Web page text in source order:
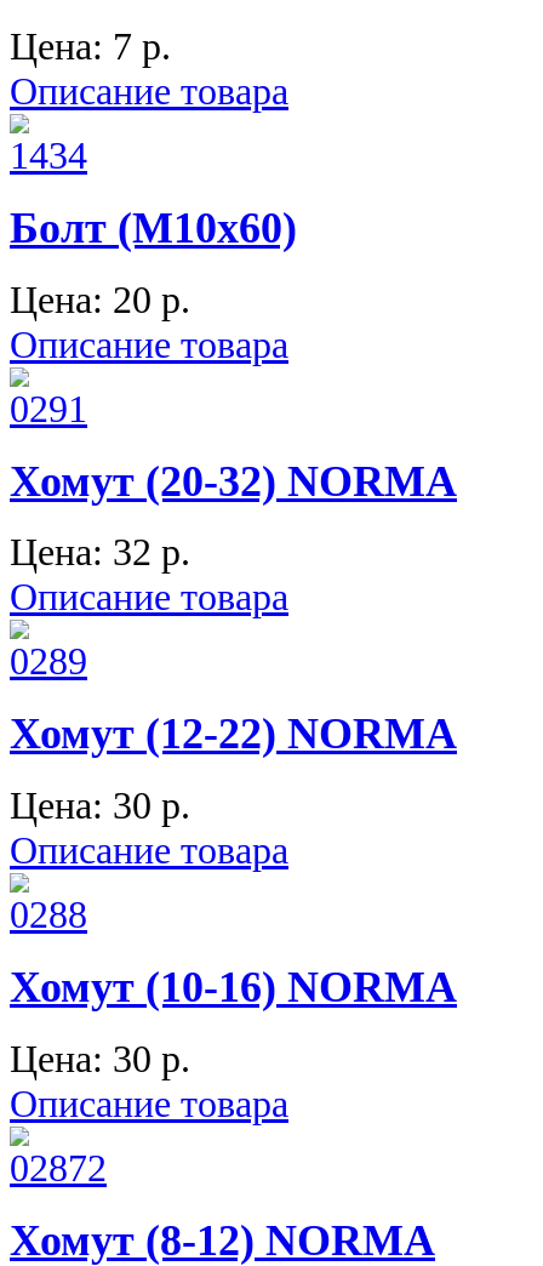
Цена: 7 p.
Описание товара
Болт (М10х60)
Цена: 20 p.
Описание товара
Хомут (20-32) NORMA
Цена: 32 p.
Описание товара
Хомут (12-22) NORMA
Цена: 30 p.
Описание товара
Хомут (10-16) NORMA
Цена: 30 p.
Описание товара
Хомут (8-12) NORMA